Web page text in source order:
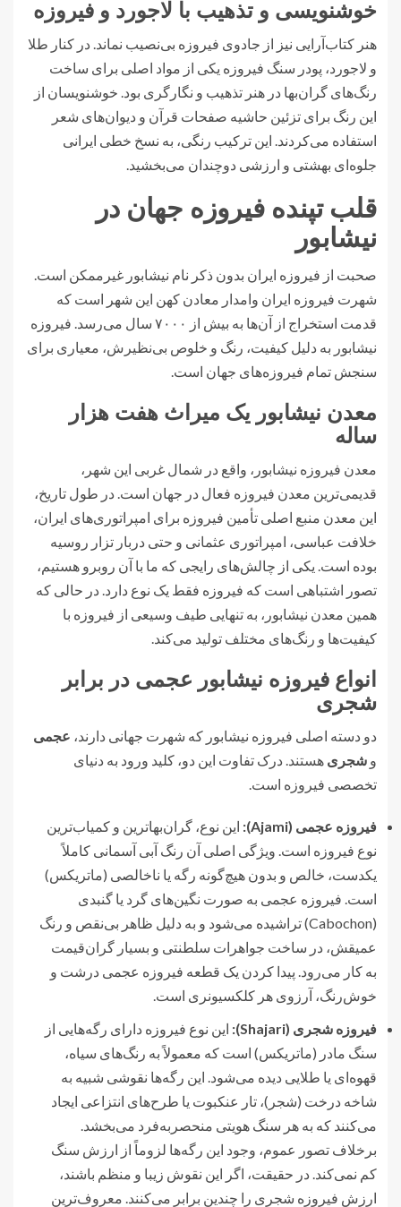
خوشنویسی و تذهیب با لاجورد و فیروزه
هنر کتاب‌آرایی نیز از جادوی فیروزه بی‌نصیب نماند. در کنار طلا
و لاجورد، پودر سنگ فیروزه یکی از مواد اصلی برای ساخت
رنگ‌های گران‌بها در هنر تذهیب و نگارگری بود. خوشنویسان از
این رنگ برای تزئین حاشیه صفحات قرآن و دیوان‌های شعر
استفاده می‌کردند. این ترکیب رنگی، به نسخ خطی ایرانی
جلوه‌ای بهشتی و ارزشی دوچندان می‌بخشید.
قلب تپنده فیروزه جهان در
نیشابور
صحبت از فیروزه ایران بدون ذکر نام نیشابور غیرممکن است.
شهرت فیروزه ایران وامدار معادن کهن این شهر است که
قدمت استخراج از آن‌ها به بیش از ۷۰۰۰ سال می‌رسد. فیروزه
نیشابور به دلیل کیفیت، رنگ و خلوص بی‌نظیرش، معیاری برای
سنجش تمام فیروزه‌های جهان است.
معدن نیشابور یک میراث هفت هزار
ساله
معدن فیروزه نیشابور، واقع در شمال غربی این شهر،
قدیمی‌ترین معدن فیروزه فعال در جهان است. در طول تاریخ،
این معدن منبع اصلی تأمین فیروزه برای امپراتوری‌های ایران،
خلافت عباسی، امپراتوری عثمانی و حتی دربار تزار روسیه
بوده است. یکی از چالش‌های رایجی که ما با آن روبرو هستیم،
تصور اشتباهی است که فیروزه فقط یک نوع دارد. در حالی که
همین معدن نیشابور، به تنهایی طیف وسیعی از فیروزه با
کیفیت‌ها و رنگ‌های مختلف تولید می‌کند.
انواع فیروزه نیشابور عجمی در برابر
شجری
دو دسته اصلی فیروزه نیشابور که شهرت جهانی دارند، عجمی
و شجری هستند. درک تفاوت این دو، کلید ورود به دنیای
تخصصی فیروزه است.
فیروزه عجمی (Ajami):
این نوع، گران‌بهاترین و کمیاب‌ترین
نوع فیروزه است. ویژگی اصلی آن رنگ آبی آسمانی کاملاً
یکدست، خالص و بدون هیچ‌گونه رگه یا ناخالصی (ماتریکس)
است. فیروزه عجمی به صورت نگین‌های گرد یا گنبدی
(Cabochon) تراشیده می‌شود و به دلیل ظاهر بی‌نقص و رنگ
عمیقش، در ساخت جواهرات سلطنتی و بسیار گران‌قیمت
به کار می‌رود. پیدا کردن یک قطعه فیروزه عجمی درشت و
خوش‌رنگ، آرزوی هر کلکسیونری است.
فیروزه شجری (Shajari):
این نوع فیروزه دارای رگه‌هایی از
سنگ مادر (ماتریکس) است که معمولاً به رنگ‌های سیاه،
قهوه‌ای یا طلایی دیده می‌شود. این رگه‌ها نقوشی شبیه به
شاخه درخت (شجر)، تار عنکبوت یا طرح‌های انتزاعی ایجاد
می‌کنند که به هر سنگ هویتی منحصربه‌فرد می‌بخشد.
برخلاف تصور عموم، وجود این رگه‌ها لزوماً از ارزش سنگ
کم نمی‌کند. در حقیقت، اگر این نقوش زیبا و منظم باشند،
ارزش فیروزه شجری را چندین برابر می‌کنند. معروف‌ترین